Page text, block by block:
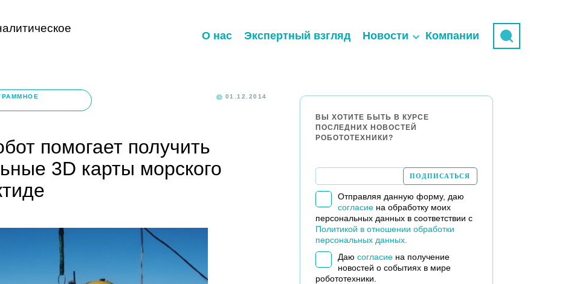
О нас Экспертный взгляд Новости Компании
01.12.2014
помогает получить
3D карты морского
ВЫ ХОТИТЕ БЫТЬ В КУРСЕ
ПОСЛЕДНИХ НОВОСТЕЙ
РОБОТОТЕХНИКИ?
Отправляя данную форму, даю
согласиена обработку моих
персональных данных в соответствии с
Политикой в отношении обработки
персональных данных.
Даю согласиена получение
новостей о событиях в мире
робототехники.